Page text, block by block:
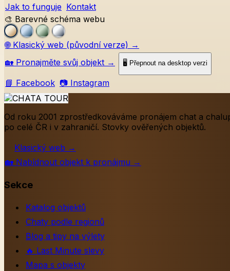
Jak to funguje Kontakt
🎨 Barevné schéma webu
🌐 Klasický web (původní verze) →
🏡 Pronajměte svůj objekt → 🖥️ Přepnout na desktop verzi
📘 Facebook 📷 Instagram
Od roku 2001 zprostředkováváme pronájem chat a
po celé ČR i v zahraničí. Stovky ověřených objektů.
Klasický web →
🏡 Nabídnout objekt k pronájmu →
Sekce
Katalog objektů
Chaty podle regionů
Blog a tipy na výlety
🔥 Last Minute slevy
Mapa s objekty